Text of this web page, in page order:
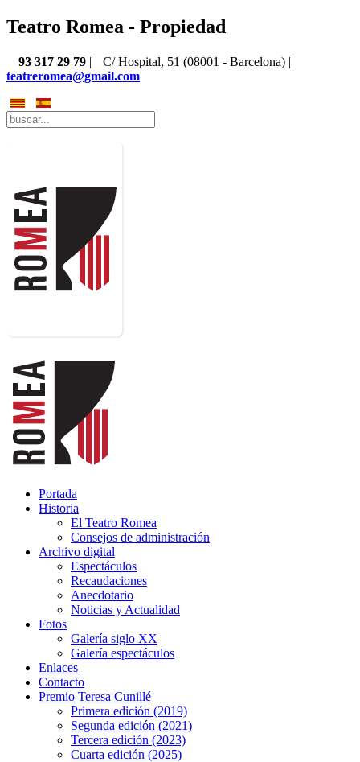
Teatro Romea - Propiedad
93 317 29 79 |
C/ Hospital, 51 (08001 - Barcelona) |
teatreromea@gmail.com
Portada
Historia
El Teatro Romea
Consejos de administración
Archivo digital
Espectáculos
Recaudaciones
Anecdotario
Noticias y Actualidad
Fotos
Galería siglo XX
Galería espectáculos
Enlaces
Contacto
Premio Teresa Cunillé
Primera edición (2019)
Segunda edición (2021)
Tercera edición (2023)
Cuarta edición (2025)